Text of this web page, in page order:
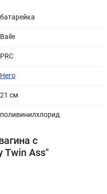
батарейка
Baile
PRC
Него
21 см
поливинилхлорид
с
Twin Ass"